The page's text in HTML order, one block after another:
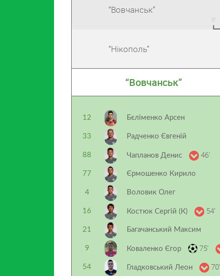
“Вовчанськ”
“Нікополь”
“Вовчанськ”
12 Бєліменко Арсен
33 Радченко Євгеній
88 Чапланов Денис 46’
77 Єрмошенко Кирило
4 Воловик Олег
16 Костюк Сергій (К) 54’
21 Багачанський Максим
9 Коваленко Єгор 75’
54 Гладковський Леон 70’